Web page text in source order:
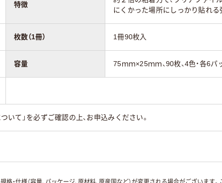
特徴
にくかった場所にしっかり貼れる
枚数（1冊） 1冊90枚入
容量 75ｍｍ×25ｍｍ、90枚、4色・各6パ
いて」を必ずご確認の上、お申込みください。